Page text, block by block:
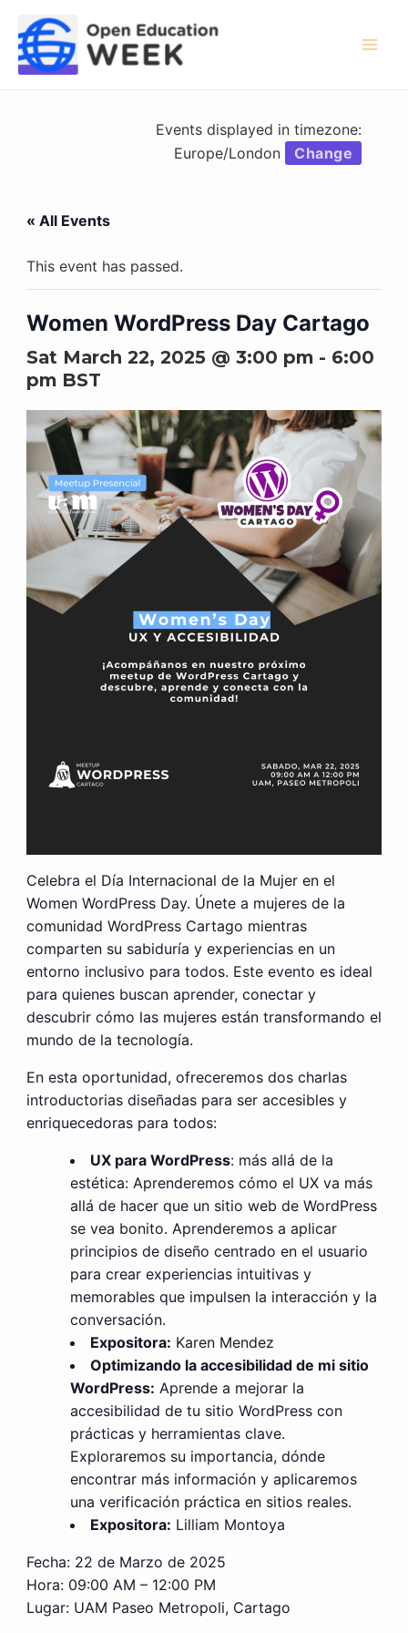
content
Events displayed in timezone:
Europe/London
Change
« All Events
This event has passed.
Women WordPress Day Cartago
Sat March 22, 2025 @ 3:00 pm- 6:00
pmBST
Celebra el Día Internacional de la Mujer en el
Women WordPress Day. Únete a mujeres de la
comunidad WordPress Cartago mientras
comparten su sabiduría y experiencias en un
entorno inclusivo para todos. Este evento es ideal
para quienes buscan aprender, conectar y
descubrir cómo las mujeres están transformando el
mundo de la tecnología.
En esta oportunidad, ofreceremos dos charlas
introductorias diseñadas para ser accesibles y
enriquecedoras para todos:
UX para WordPress: más allá de la
estética: Aprenderemos cómo el UX va más
allá de hacer que un sitio web de WordPress
se vea bonito. Aprenderemos a aplicar
principios de diseño centrado en el usuario
para crear experiencias intuitivas y
memorables que impulsen la interacción y la
conversación.
Expositora: Karen Mendez
Optimizando la accesibilidad de mi sitio
WordPress: Aprende a mejorar la
accesibilidad de tu sitio WordPress con
prácticas y herramientas clave.
Exploraremos su importancia, dónde
encontrar más información y aplicaremos
una verificación práctica en sitios reales.
Expositora: Lilliam Montoya
Fecha: 22 de Marzo de 2025
Hora: 09:00 AM – 12:00 PM
Lugar: UAM Paseo Metropoli, Cartago